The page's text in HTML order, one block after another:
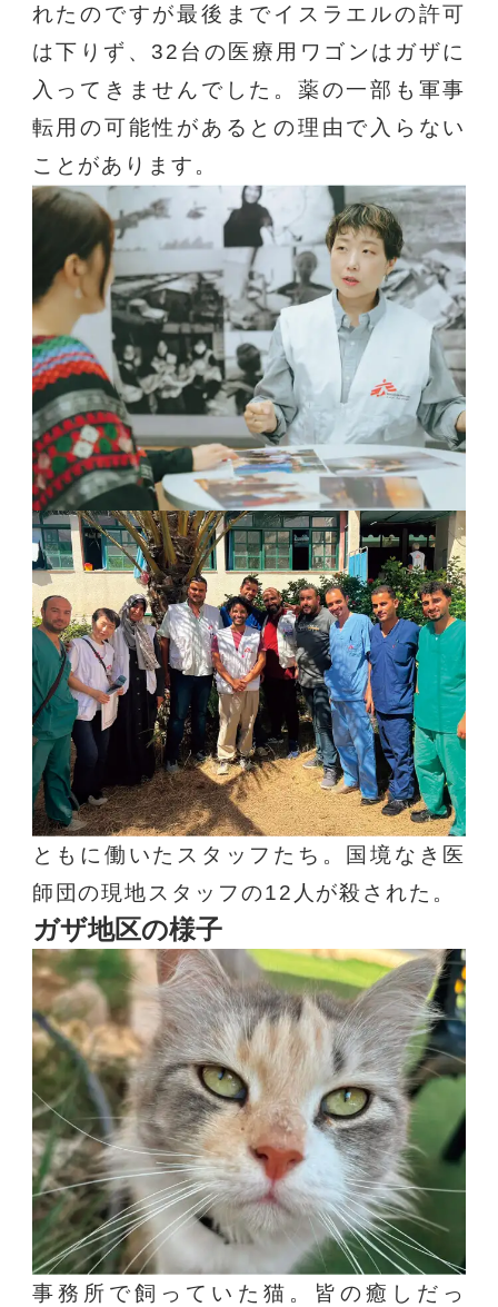
れたのですが最後までイスラエルの許可
は下りず、32台の医療用ワゴンはガザに
入ってきませんでした。薬の一部も軍事
転用の可能性があるとの理由で入らない
ことがあります。
ともに働いたスタッフたち。国境なき医
師団の現地スタッフの12人が殺された。
ガザ地区の様子
事務所で飼っていた猫。皆の癒しだっ